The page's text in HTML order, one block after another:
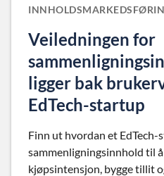
Veiledningen for
ligger bak
EdTech-startup
Finn ut hvordan et
sammenligningsinnhold til
kjøpsintensjon, bygge tillit